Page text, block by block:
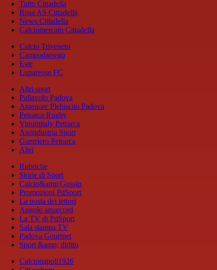
Tutto Cittadella
Rosa AS Cittadella
News Cittadella
Calciomercato Cittadella
Calcio Triveneto
Campodarsego
Este
Luparense FC
Altri sport
Pallavolo Padova
Antenore Plebiscito Padova
Petrarca Rugby
Vinumitaly Petrarca
Assindustria Sport
Guerriero Petrarca
Altri
Rubriche
Storie di Sport
Calcio&amp;Gossip
Promozioni PdSport
La posta dei lettori
Angolo amarcord
La TV di PdSport
Sala stampa TV
Padova Gourmet
Sport &amp; diritto
Calcionapoli1926